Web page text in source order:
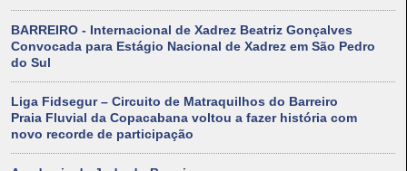
BARREIRO - Internacional de Xadrez Beatriz Gonçalves
Convocada para Estágio Nacional de Xadrez em São Pedro
do Sul
Liga Fidsegur – Circuito de Matraquilhos do Barreiro
Praia Fluvial da Copacabana voltou a fazer história com
novo recorde de participação